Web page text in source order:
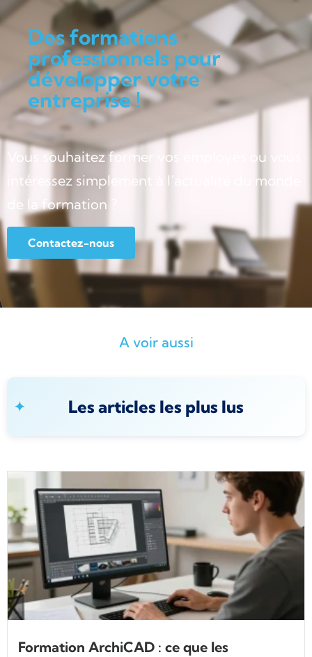
Des formations
professionnels pour
développer votre
entreprise !
Vous souhaitez former vos employés ou vous
intéressez simplement à l’actualité du monde
de la formation ?
Contactez-nous
A voir aussi
Les articles les plus lus
Formation ArchiCAD : ce que les